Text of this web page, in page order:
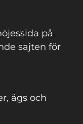
på
sajten för
ägs och